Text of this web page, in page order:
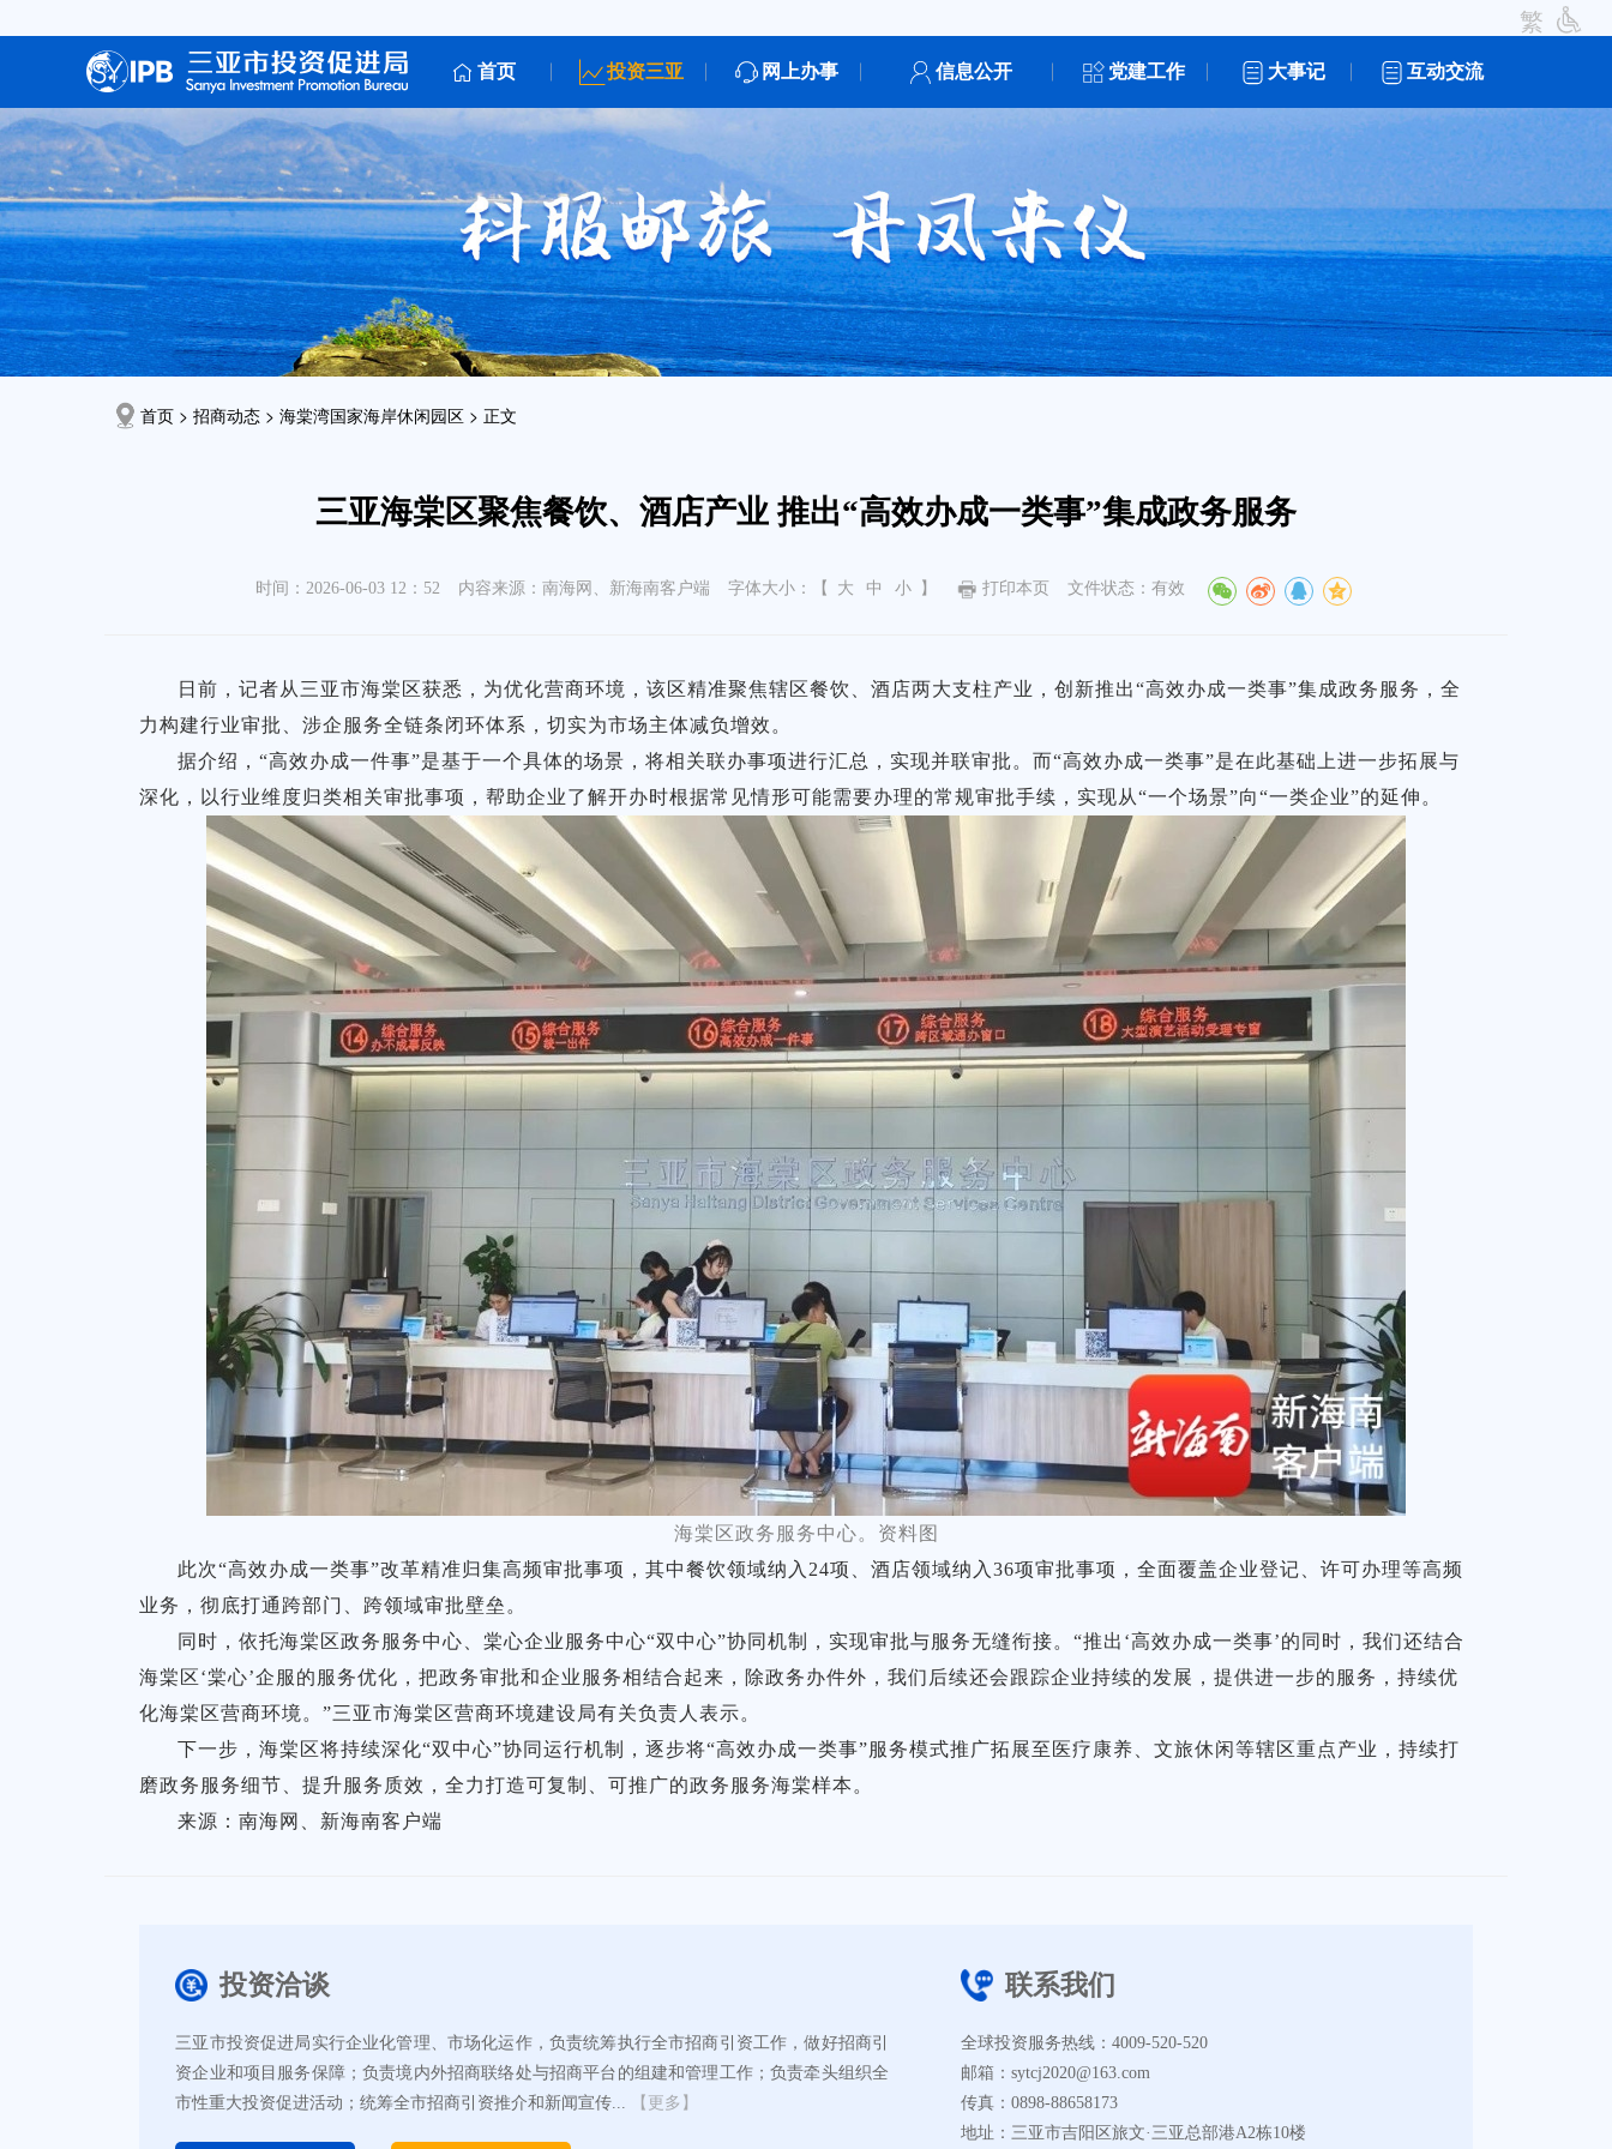
繁
首页 投资三亚 网上办事 信息公开 党建工作 大事记 互动交流
首页 > 招商动态 > 海棠湾国家海岸休闲园区 > 正文
三亚海棠区聚焦餐饮、酒店产业 推出“高效办成一类事”集成政务服务
时间：2026-06-03 12：52 内容来源：南海网、新海南客户端 字体大小：【 大 中 小 】 打印本页 文件状态：有效
日前，记者从三亚市海棠区获悉，为优化营商环境，该区精准聚焦辖区餐饮、酒店两大支柱产业，创新推出“高效办成一类事”集成政务服务，全
力构建行业审批、涉企服务全链条闭环体系，切实为市场主体减负增效。
据介绍，“高效办成一件事”是基于一个具体的场景，将相关联办事项进行汇总，实现并联审批。而“高效办成一类事”是在此基础上进一步拓展与
深化，以行业维度归类相关审批事项，帮助企业了解开办时根据常见情形可能需要办理的常规审批手续，实现从“一个场景”向“一类企业”的延伸。
海棠区政务服务中心。资料图
此次“高效办成一类事”改革精准归集高频审批事项，其中餐饮领域纳入24项、酒店领域纳入36项审批事项，全面覆盖企业登记、许可办理等高频
业务，彻底打通跨部门、跨领域审批壁垒。
同时，依托海棠区政务服务中心、棠心企业服务中心“双中心”协同机制，实现审批与服务无缝衔接。“推出‘高效办成一类事’的同时，我们还结合
海棠区‘棠心’企服的服务优化，把政务审批和企业服务相结合起来，除政务办件外，我们后续还会跟踪企业持续的发展，提供进一步的服务，持续优
化海棠区营商环境。”三亚市海棠区营商环境建设局有关负责人表示。
下一步，海棠区将持续深化“双中心”协同运行机制，逐步将“高效办成一类事”服务模式推广拓展至医疗康养、文旅休闲等辖区重点产业，持续打
磨政务服务细节、提升服务质效，全力打造可复制、可推广的政务服务海棠样本。
来源：南海网、新海南客户端
投资洽谈
三亚市投资促进局实行企业化管理、市场化运作，负责统筹执行全市招商引资工作，做好招商引
资企业和项目服务保障；负责境内外招商联络处与招商平台的组建和管理工作；负责牵头组织全
市性重大投资促进活动；统筹全市招商引资推介和新闻宣传...
【更多】
联系我们
全球投资服务热线：4009-520-520
邮箱：sytcj2020@163.com
传真：0898-88658173
地址：三亚市吉阳区旅文·三亚总部港A2栋10楼